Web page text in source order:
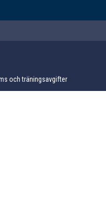
och träningsavgifter